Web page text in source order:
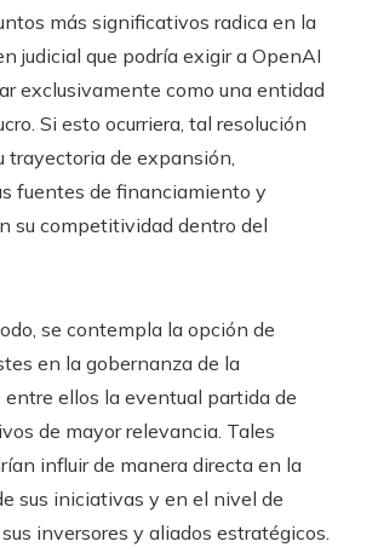
más significativos radica en la
judicial que podría exigir a OpenAI
exclusivamente como una entidad
Si esto ocurriera, tal resolución
trayectoria de expansión,
fuentes de financiamiento y
su competitividad dentro del
se contempla la opción de
en la gobernanza de la
entre ellos la eventual partida de
de mayor relevancia. Tales
influir de manera directa en la
sus iniciativas y en el nivel de
inversores y aliados estratégicos.